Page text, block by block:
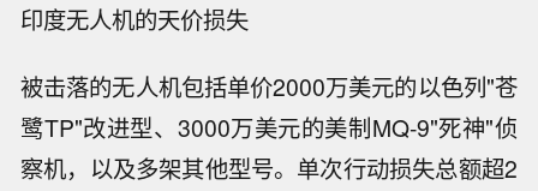
印度无人机的天价损失
被击落的无人机包括单价2000万美元的以色列"苍
鹭TP"改进型、3000万美元的美制MQ-9"死神"侦
察机，以及多架其他型号。单次行动损失总额超2